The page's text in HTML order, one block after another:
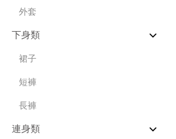
外套
下身類
裙子
短褲
長褲
連身類